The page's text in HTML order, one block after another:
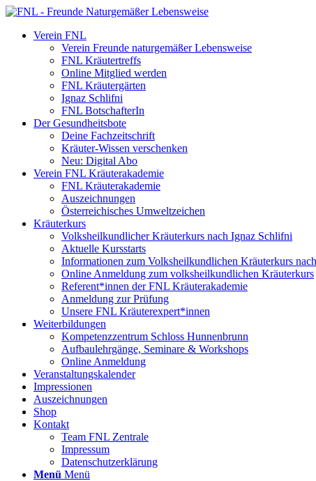
Verein FNL
Verein Freunde naturgemäßer Lebensweise
FNL Kräutertreffs
Online Mitglied werden
FNL Kräutergärten
Ignaz Schlifni
FNL BotschafterIn
Der Gesundheitsbote
Deine Fachzeitschrift
Kräuter-Wissen verschenken
Neu: Digital Abo
Verein FNL Kräuterakademie
FNL Kräuterakademie
Auszeichnungen
Österreichisches Umweltzeichen
Kräuterkurs
Volksheilkundlicher Kräuterkurs nach Ignaz Schlifni
Aktuelle Kursstarts
Informationen zum Volksheilkundlichen Kräuterkurs
Online Anmeldung zum volksheilkundlichen Kräuterkurs
Referent*innen der FNL Kräuterakademie
Anmeldung zur Prüfung
Unsere FNL Kräuterexpert*innen
Weiterbildungen
Kompetenzzentrum Schloss Hunnenbrunn
Aufbaulehrgänge, Seminare & Workshops
Online Anmeldung
Veranstaltungskalender
Impressionen
Auszeichnungen
Shop
Kontakt
Team FNL Zentrale
Impressum
Datenschutzerklärung
Menü Menü